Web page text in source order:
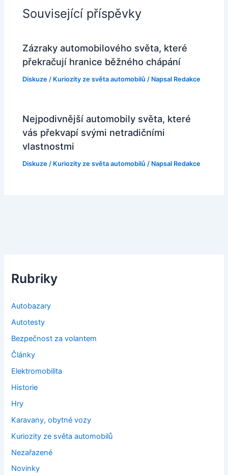
Související příspěvky
Zázraky automobilového světa, které
překračují hranice běžného chápání
Diskuze / Kuriozity ze světa automobilů / Napsal Redakce
Nejpodivnější automobily světa, které
vás překvapí svými netradičními
vlastnostmi
Diskuze / Kuriozity ze světa automobilů / Napsal Redakce
Rubriky
Autobazary
Autotesty
Bezpečnost za volantem
Články
Elektromobilita
Historie
Hry
Karavany, obytné vozy
Kuriozity ze světa automobilů
Nezařazené
Novinky